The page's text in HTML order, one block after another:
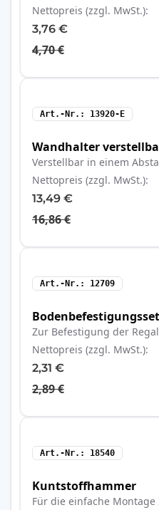
Nettopreis (zzgl. MwSt.)
3,76 €
4,70 €
Art.-Nr. 13920-E
Wandhalter
Verstellbar in einem
Nettopreis (zzgl. MwSt.)
13,49 €
16,86 €
Art.-Nr. 12709
Bodenbefestigungsset
Zur Befestigung der
Nettopreis (zzgl. MwSt.)
2,31 €
2,89 €
Art.-Nr. 18540
Kuntstoffhammer
Für die einfache